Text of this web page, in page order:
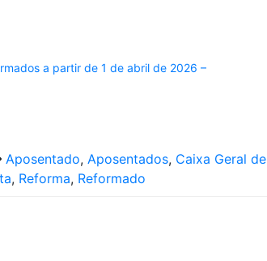
a partir de 1 de abril de 2026 –
Aposentado, Aposentados, Caixa Geral de
, Reforma, Reformado